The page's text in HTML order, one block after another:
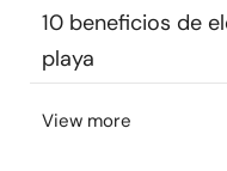
Idioma
Sobre nosotros
10 beneficios de
playa
View more